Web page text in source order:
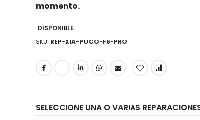
momento.
DISPONIBLE
SKU REP-XIA-POCO-F6-PRO
SELECCIONE UNA O VARIAS